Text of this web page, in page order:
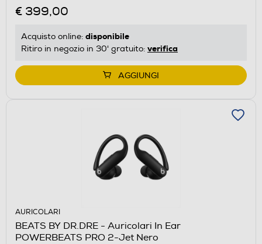
€ 399,00
Acquisto online: disponibile
Ritiro in negozio in 30' gratuito: verifica
AGGIUNGI
AURICOLARI
BEATS BY DR.DRE - Auricolari In Ear
POWERBEATS PRO 2-Jet Nero